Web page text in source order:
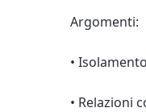
Argomenti:
•
• Relazioni